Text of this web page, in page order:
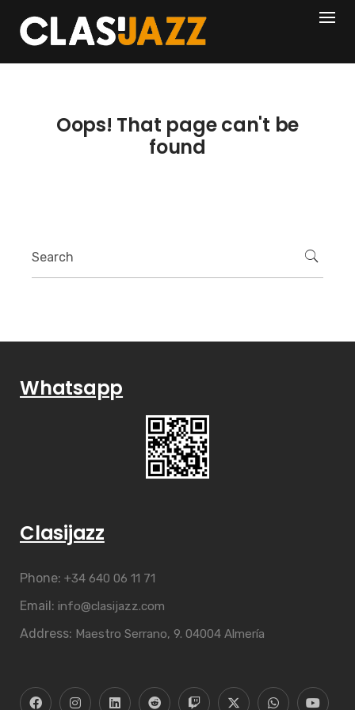
content
404
Oops! That page can't be
found
Whatsapp
Clasijazz
Phone: +34 640 06 11 71
Email: info@clasijazz.com
Address: Maestro Serrano, 9. 04004 Almería